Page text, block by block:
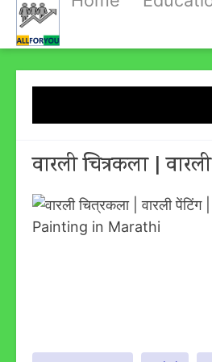
Skip
content
वारली चित्रकला |